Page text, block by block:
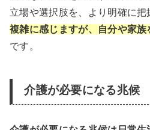
立場や選択肢を、より明確に把
複雑に感じますが、自分や家
です。
介護が必要になる兆候